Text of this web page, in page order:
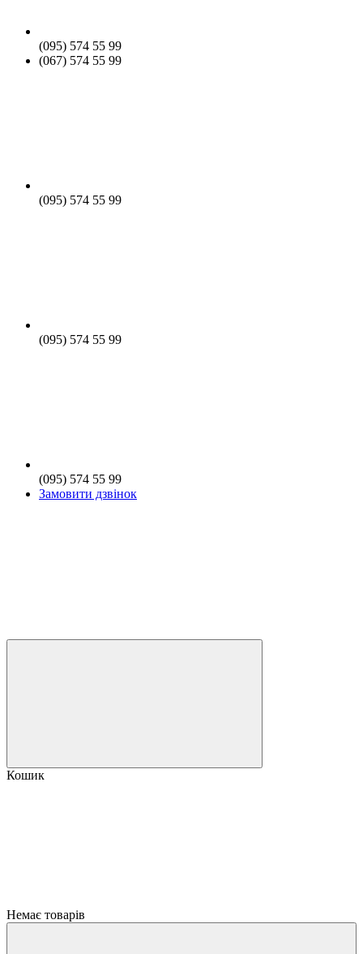
(095) 574 55 99
(067) 574 55 99
(095) 574 55 99
(095) 574 55 99
(095) 574 55 99
Замовити дзвінок
Кошик
Немає товарів